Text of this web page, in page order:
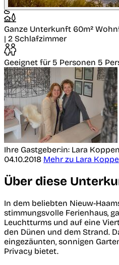
Ganze Unterkunft 60m²
| 2 Schlafzimmer
Geeignet für 5 Personen 5
Ihre Gastgeber:in: Lara
04.10.2018 Mehr zu Lara
Über diese
In dem beliebten Nieuw-
stimmungsvolle Ferienhaus,
Leuchtturms und auf eine
den Dünen und dem Strand.
eingezäunten, sonnigen
Privacy bietet.